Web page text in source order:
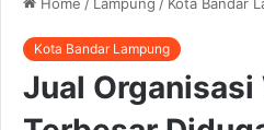
Kota Bandar Lampung
Jual Organisasi